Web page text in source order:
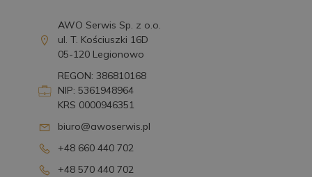
AWO Serwis Sp. z o.o.
ul. T. Kościuszki 16D
05-120 Legionowo
REGON: 386810168
NIP: 5361948964
KRS 0000946351
biuro@awoserwis.pl
+48 660 440 702
+48 570 440 702